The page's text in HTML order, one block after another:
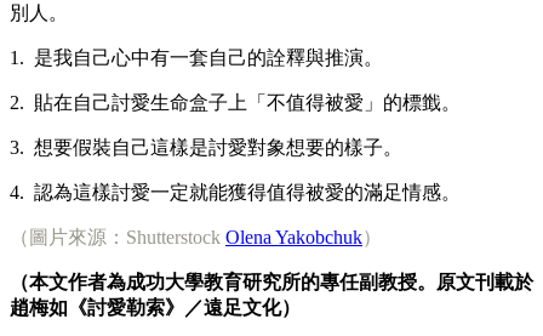
別人。
1. 是我自己心中有一套自己的詮釋與推演。
2. 貼在自己討愛生命盒子上「不值得被愛」的標韱。
3. 想要假裝自己這樣是討愛對象想要的樣子。
4. 認為這樣討愛一定就能獲得值得被愛的滿足情感。
（圖片來源：Shutterstock Olena Yakobchuk）
（本文作者為成功大學教育研究所的專任副教授。原文刊載於
趙梅如《討愛勒索》／遠足文化）